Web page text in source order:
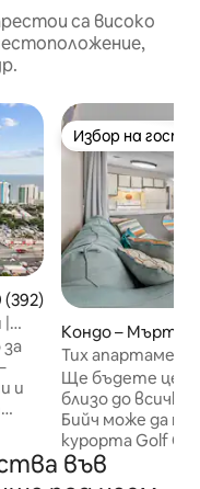
са високо
оценка: 4,89 от 5,
(392)
|
и
Избор на
Избор на
Кондо – Мъртле
Тих
паркинг и
Ще бъдете
близо до
Бийч може да
курорта Golf
безплатен
пране в
във